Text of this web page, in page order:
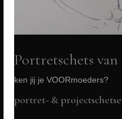
Portretschets
ken jij je VOORmoeders?
portret- &